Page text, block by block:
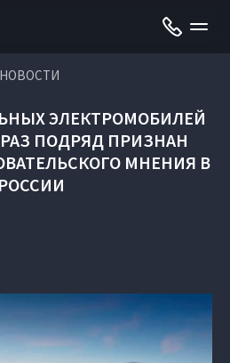
НОВОСТИ
ЭЛЕКТРОМОБИЛЕЙ
РАЗ ПОДРЯД ПРИЗНАН
МНЕНИЯ В
РОССИИ